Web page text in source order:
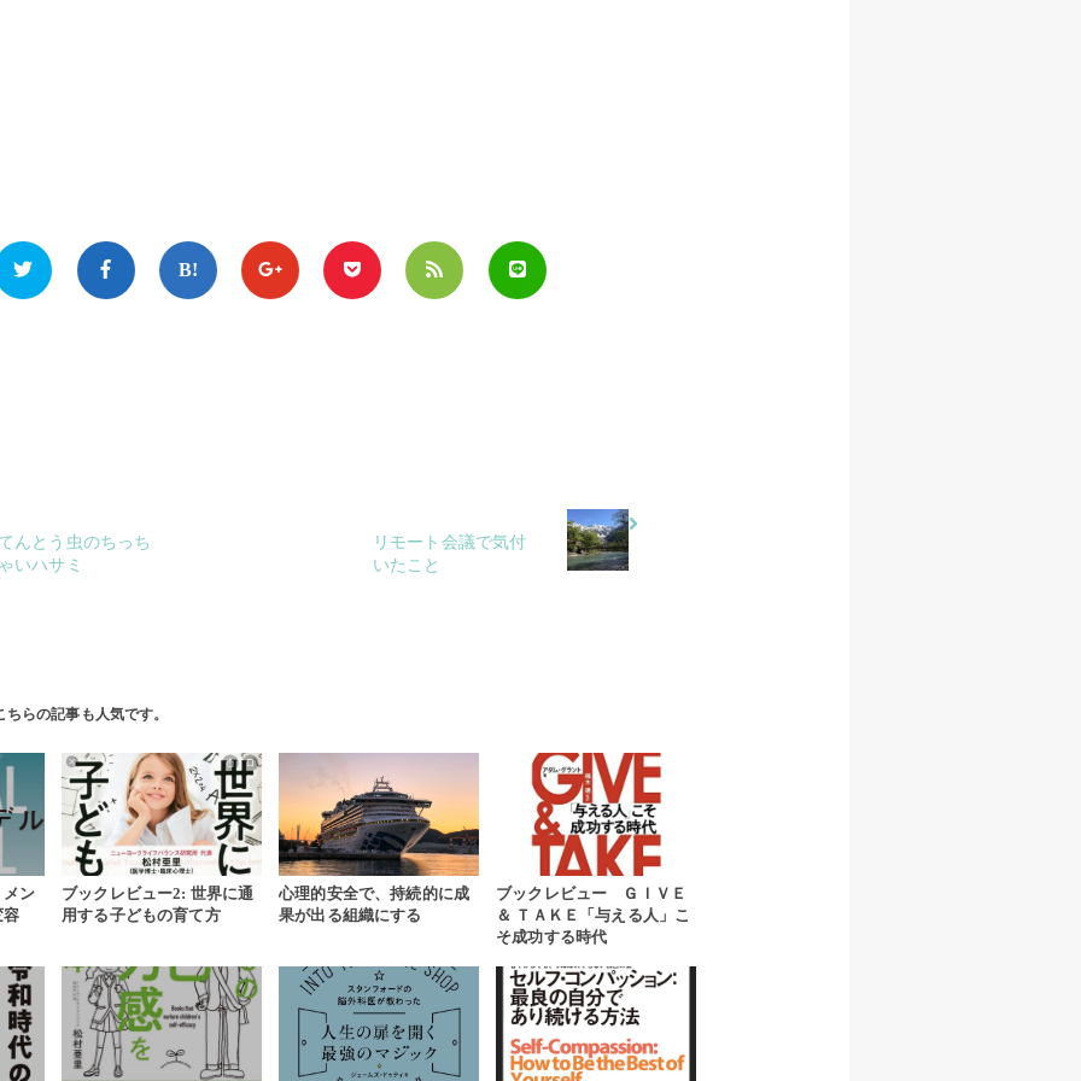
んとう虫のちっち
いハサミ
リモート会議で気付
いたこと
ちらの記事も人気です。
ン
容
ブックレビュー2: 世界に通
用する子どもの育て方
心理的安全で、持続的に成
果が出る組織にする
ブックレビュー ＧＩＶＥ
＆ ＴＡＫＥ「与える人」こ
そ成功する時代